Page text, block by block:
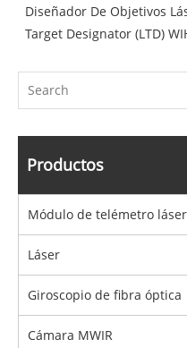
Diseñador De Objetivos
Target Designator (LTD)
Productos
Módulo de telémetro láser
Láser
Giroscopio de fibra óptica
Cámara MWIR